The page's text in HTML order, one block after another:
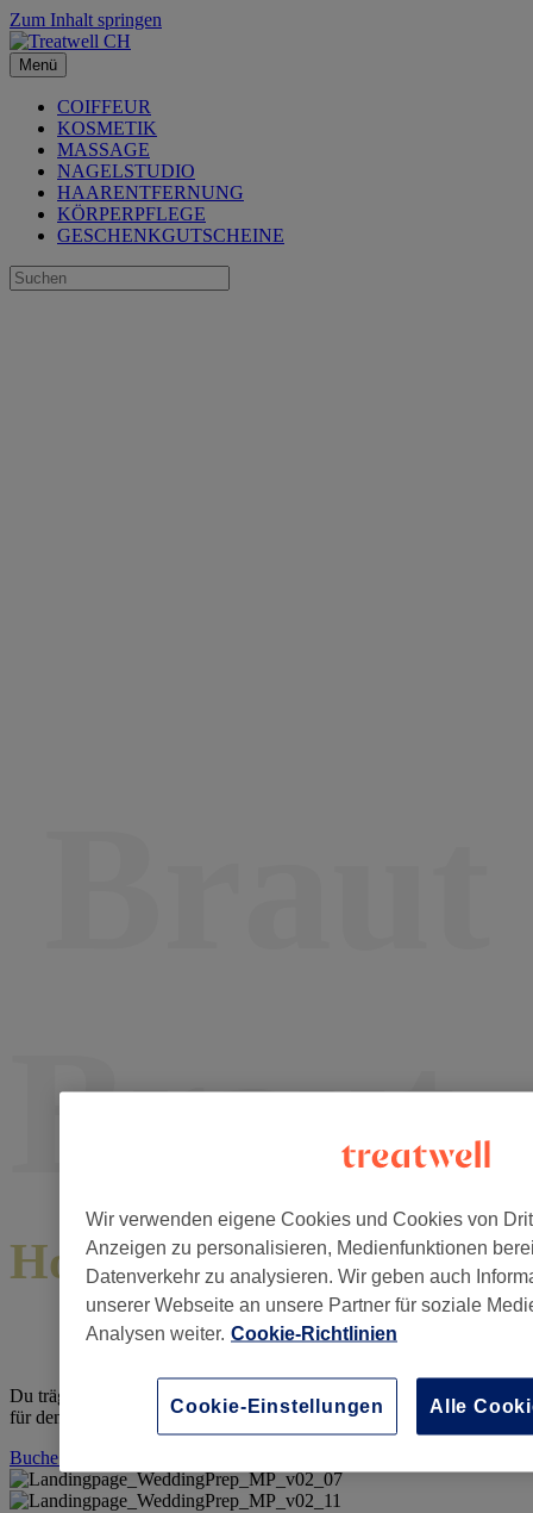
Zum Inhalt springen
Menü
COIFFEUR
KOSMETIK
MASSAGE
NAGELSTUDIO
HAARENTFERNUNG
KÖRPERPFLEGE
GESCHENKGUTSCHEINE
Braut
Hochzeitsfrisur
2.0
Du trägst dein Haar meistens offen? Willst aber eine Hochsteckfrisur
für den besonderen Tag? Finde was wirklich zu dir passt.
Buche deine Frisur
Wir verwenden eigene Cookies und Cookies von
Anzeigen zu personalisieren, Medienfunktionen
Datenverkehr zu analysieren. Wir geben auch
unserer Webseite an unsere Partner für soziale
Analysen weiter. Cookie-Richtlinien
Alle
Cookie-Einstellungen